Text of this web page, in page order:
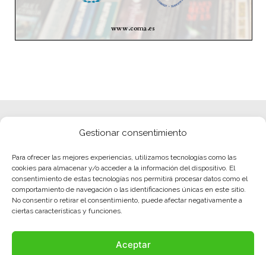
Gestionar consentimiento
Para ofrecer las mejores experiencias, utilizamos tecnologías como las
cookies para almacenar y/o acceder a la información del dispositivo. El
consentimiento de estas tecnologías nos permitirá procesar datos como el
comportamiento de navegación o las identificaciones únicas en este sitio.
No consentir o retirar el consentimiento, puede afectar negativamente a
ciertas características y funciones.
Aceptar